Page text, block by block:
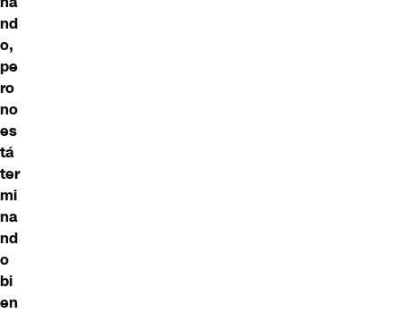
nd
o,
pe
ro
no
es
tá
ter
mi
na
nd
o
bi
en